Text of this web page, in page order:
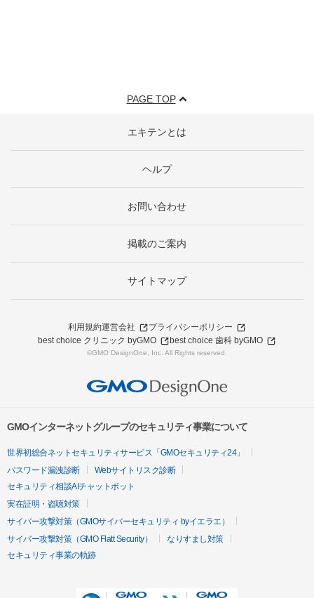
PAGE TOP
エキテンとは
ヘルプ
お問い合わせ
掲載のご案内
サイトマップ
利用規約運営会社
プライバシーポリシー
best choice クリニック byGMO
best choice 歯科 byGMO
©GMO DesignOne, Inc. All Rights reserved.
GMOインターネットグループのセキュリティ事業について
世界初総合ネットセキュリティサービス「GMOセキュリティ24」
パスワード漏洩診断
Webサイトリスク診断
セキュリティ相談AIチャットボット
実在証明・盗聴対策
サイバー攻撃対策（GMOサイバーセキュリティ byイエラエ）
サイバー攻撃対策（GMO Flatt Security）
なりすまし対策
セキュリティ事業の軌跡